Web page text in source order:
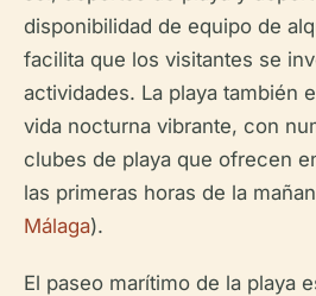
disponibilidad de equipo de
facilita que los visitantes se
actividades. La playa también
vida nocturna vibrante, con
clubes de playa que ofrecen
las primeras horas de la
Málaga).
El paseo marítimo de la playa